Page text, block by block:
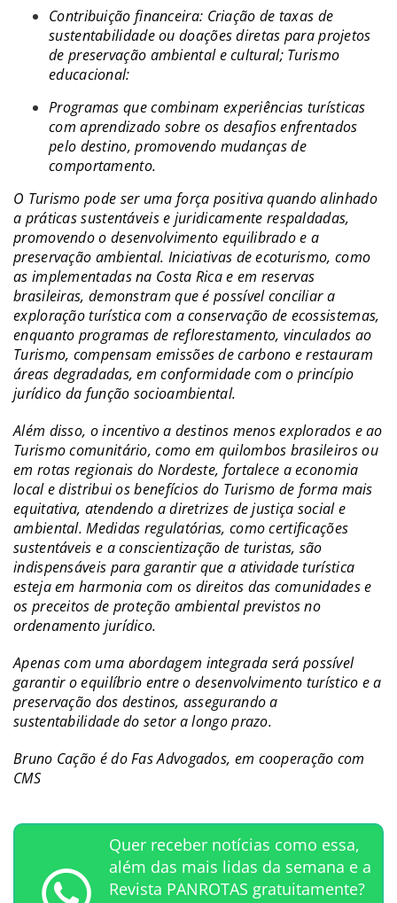
Contribuição financeira: Criação de taxas de
sustentabilidade ou doações diretas para projetos
de preservação ambiental e cultural; Turismo
educacional:
Programas que combinam experiências turísticas
com aprendizado sobre os desafios enfrentados
pelo destino, promovendo mudanças de
comportamento.
O Turismo pode ser uma força positiva quando alinhado
a práticas sustentáveis e juridicamente respaldadas,
promovendo o desenvolvimento equilibrado e a
preservação ambiental. Iniciativas de ecoturismo, como
as implementadas na Costa Rica e em reservas
brasileiras, demonstram que é possível conciliar a
exploração turística com a conservação de ecossistemas,
enquanto programas de reflorestamento, vinculados ao
Turismo, compensam emissões de carbono e restauram
áreas degradadas, em conformidade com o princípio
jurídico da função socioambiental.
Além disso, o incentivo a destinos menos explorados e ao
Turismo comunitário, como em quilombos brasileiros ou
em rotas regionais do Nordeste, fortalece a economia
local e distribui os benefícios do Turismo de forma mais
equitativa, atendendo a diretrizes de justiça social e
ambiental. Medidas regulatórias, como certificações
sustentáveis e a conscientização de turistas, são
indispensáveis para garantir que a atividade turística
esteja em harmonia com os direitos das comunidades e
os preceitos de proteção ambiental previstos no
ordenamento jurídico.
Apenas com uma abordagem integrada será possível
garantir o equilíbrio entre o desenvolvimento turístico e a
preservação dos destinos, assegurando a
sustentabilidade do setor a longo prazo.
Bruno Cação é do Fas Advogados, em cooperação com
CMS
Quer receber notícias como essa,
além das mais lidas da semana e a
Revista PANROTAS gratuitamente?